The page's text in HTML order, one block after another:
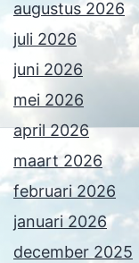
augustus 2026
juli 2026
juni 2026
mei 2026
april 2026
maart 2026
februari 2026
januari 2026
december 2025